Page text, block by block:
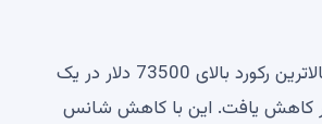
قیمت بیت کوین از بالاترین رکورد بالای 73500 دلار در یک
68000 دلار کاهش یافت. این با کاهش شانس